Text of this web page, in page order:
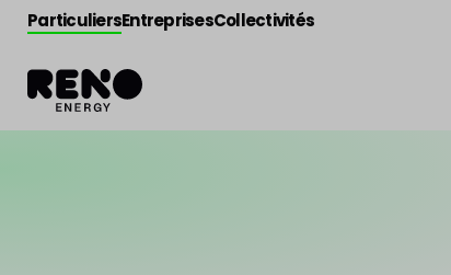
ParticuliersEntreprisesCollectivités